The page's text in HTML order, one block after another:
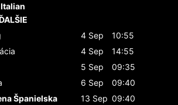
Italian
4 Sep
10:55
4 Sep
14:55
5 Sep
09:35
6 Sep
09:40
Španielska
13 Sep 09:40